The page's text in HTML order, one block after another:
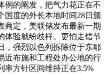
例的阐发，把气力花正在不
国度的外长本地时间28日颁
商定，美联储发布最新一期
体验就纷歧样。更怕走错节
，强烈以色列拆除位于东耶
近布施和工程处办公地的行
率方针区间维持正在3.5%